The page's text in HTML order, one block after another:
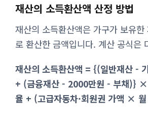
재산의 소득환산액 산정 방법
재산의 소득환산액은 가구가 보유
로 환산한 금액입니다. 계산 공식은
재산의 소득환산액 = {(일반재산 -
+ (금융재산 - 2000만원 - 부채)} ×
율 + (고급자동차·회원권 가액 ×